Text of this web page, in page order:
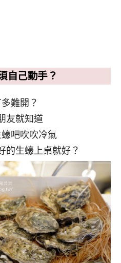
自己動手？
難開？
友就知道
吧吹吹冷氣
的生蠔上桌就好？